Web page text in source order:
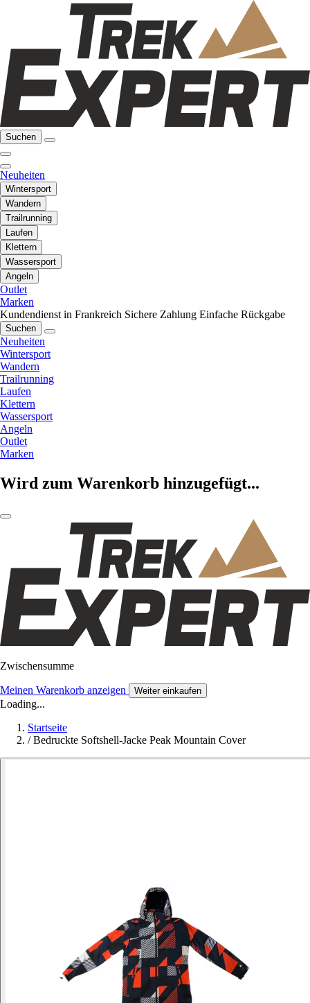
Suchen
Neuheiten
Wintersport
Wandern
Trailrunning
Laufen
Klettern
Wassersport
Angeln
Outlet
Marken
Kundendienst in Frankreich Sichere Zahlung Einfache Rückgabe
Suchen
Neuheiten
Wintersport
Wandern
Trailrunning
Laufen
Klettern
Wassersport
Angeln
Outlet
Marken
Wird zum Warenkorb hinzugefügt...
Zwischensumme
Meinen Warenkorb anzeigen Weiter einkaufen
Loading...
Startseite
/ Bedruckte Softshell-Jacke Peak Mountain Cover